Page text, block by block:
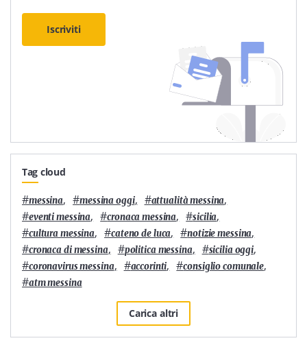
Iscriviti
Tag cloud
#messina, #messina oggi, #attualità messina,
#eventi messina, #cronaca messina, #sicilia,
#cultura messina, #cateno de luca, #notizie messina,
#cronaca di messina, #politica messina, #sicilia oggi,
#coronavirus messina, #accorinti, #consiglio comunale,
#atm messina
Carica altri